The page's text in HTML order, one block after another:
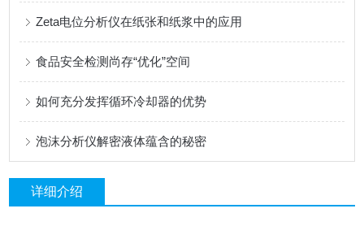
Zeta电位分析仪在纸张和纸浆中的应用
食品安全检测尚存“优化”空间
如何充分发挥循环冷却器的优势
泡沫分析仪解密液体蕴含的秘密
详细介绍